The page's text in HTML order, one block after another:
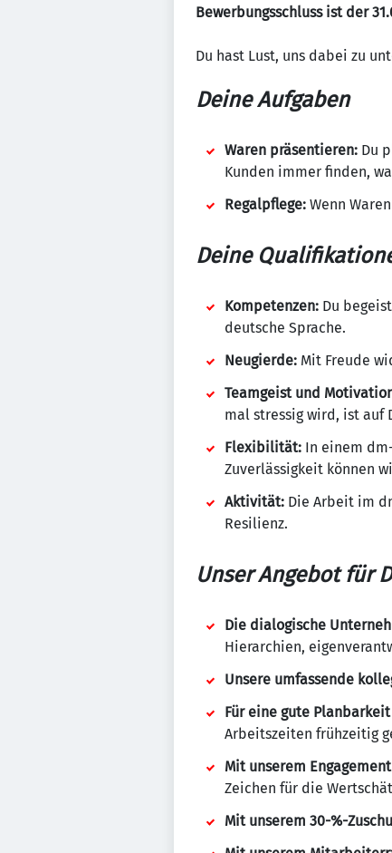
Bewerbungsschluss ist der
Du hast Lust, uns dabei zu
Deine Aufgaben
Waren präsentieren: Du
Kunden immer finden,
Regalpflege: Wenn
Deine
Kompetenzen: Du
deutsche Sprache.
Neugierde: Mit Freude
Teamgeist und
mal stressig wird, ist auf
Flexibilität: In einem
Zuverlässigkeit können
Aktivität: Die Arbeit im
Resilienz.
Unser Angebot für
Die dialogische
Hierarchien,
Unsere umfassende
Für eine gute
Arbeitszeiten frühzeitig
Mit unserem
Zeichen für die
Mit unserem 30-%-